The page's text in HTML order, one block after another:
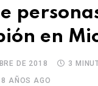
en
DE 2018
3
8 AÑOS AGO